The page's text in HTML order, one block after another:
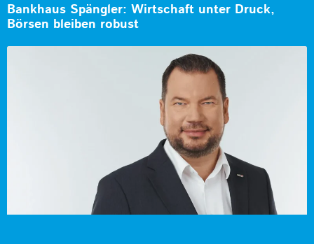
Bankhaus Spängler: Wirtschaft unter Druck,
Börsen bleiben robust